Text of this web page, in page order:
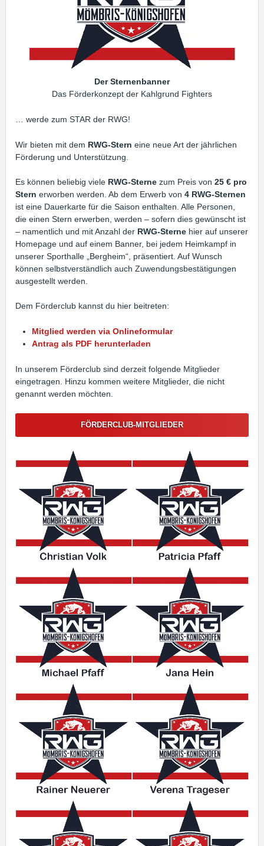
Der Sternenbanner
Das Förderkonzept der Kahlgrund Fighters
… werde zum STAR der RWG!
Wir bieten mit dem RWG-Stern eine neue Art der jährlichen
Förderung und Unterstützung.
Es können beliebig viele RWG-Sterne zum Preis von25 € pro
Stern erworben werden. Ab dem Erwerb von4 RWG-Sternen
ist eine Dauerkarte für die Saison enthalten. Alle Personen,
die einen Stern erwerben, werden – sofern dies gewünscht ist
– namentlich und mit Anzahl der RWG-Sterne hier auf unserer
Homepage und auf einem Banner, bei jedem Heimkampf in
unserer Sporthalle „Bergheim“, präsentiert. Auf Wunsch
können selbstverständlich auch Zuwendungsbestätigungen
ausgestellt werden.
Dem Förderclub kannst du hier beitreten:
Mitglied werden via Onlineformular
Antrag als PDF herunterladen
In unserem Förderclub sind derzeit folgende Mitglieder
eingetragen. Hinzu kommen weitere Mitglieder, die nicht
genannt werden möchten.
FÖRDERCLUB-MITGLIEDER